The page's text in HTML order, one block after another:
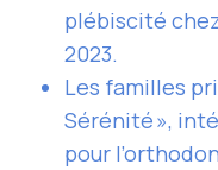
plébiscité
2023.
Les familles
Sérénité »,
pour